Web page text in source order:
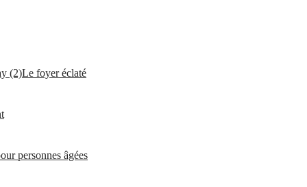
Le foyer éclaté
personnes âgées